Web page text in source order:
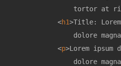
tortor at
<h1>Title:
dolore
<p>Lorem
dolore